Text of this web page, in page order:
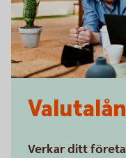
Valutalån
Verkar ditt